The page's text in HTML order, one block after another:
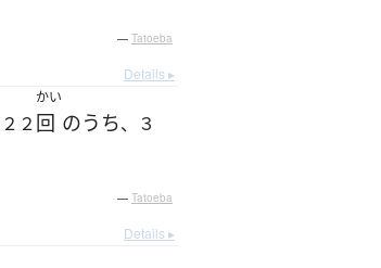
— Tatoeba
Details ▸
２２
かい
回 のうち、３
— Tatoeba
Details ▸